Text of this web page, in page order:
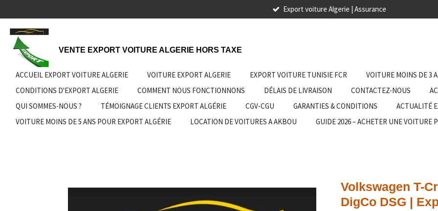
au
contenu
principal
Export voiture Algerie | Assurance
VENTE EXPORT VOITURE ALGERIE HORS TAXE
ACCUEIL EXPORT VOITURE ALGERIE VOITURE EXPORT ALGERIE EXPORT VOITURE TUNISIE FCR VOITURE MOINS DE 3
CONDITIONS D'EXPORT ALGERIE
COMMENT NOUS FONCTIONNONS DÉLAIS DE LIVRAISON CONTACTEZ-NOUS
QUI SOMMES-NOUS ?
TÉMOIGNAGE CLIENTS EXPORT ALGÉRIE CGV-CGU GARANTIES & CONDITIONS
ACTUALITÉ
VOITURE MOINS DE 5 ANS POUR EXPORT ALGÉRIE
LOCATION DE VOITURES A AKBOU
GUIDE 2026 – ACHETER UNE VOITURE
Volkswagen T-
DigCo DSG |